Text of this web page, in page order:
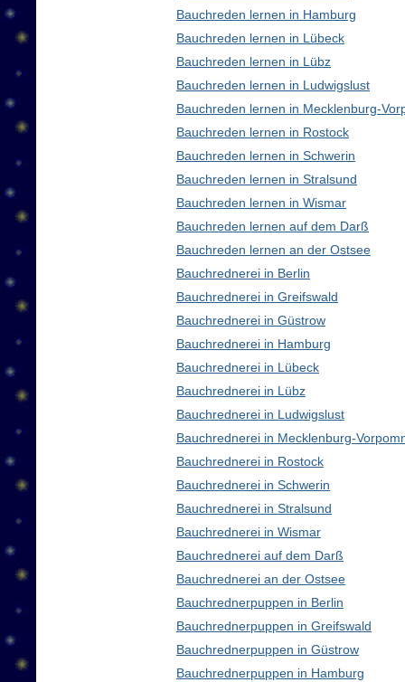
Bauchreden lernen in Hamburg
Bauchreden lernen in Lübeck
Bauchreden lernen in Lübz
Bauchreden lernen in Ludwigslust
Bauchreden lernen in Mecklenburg-
Bauchreden lernen in Rostock
Bauchreden lernen in Schwerin
Bauchreden lernen in Stralsund
Bauchreden lernen in Wismar
Bauchreden lernen auf dem Darß
Bauchreden lernen an der Ostsee
Bauchrednerei in Berlin
Bauchrednerei in Greifswald
Bauchrednerei in Güstrow
Bauchrednerei in Hamburg
Bauchrednerei in Lübeck
Bauchrednerei in Lübz
Bauchrednerei in Ludwigslust
Bauchrednerei in Mecklenburg-
Bauchrednerei in Rostock
Bauchrednerei in Schwerin
Bauchrednerei in Stralsund
Bauchrednerei in Wismar
Bauchrednerei auf dem Darß
Bauchrednerei an der Ostsee
Bauchrednerpuppen in Berlin
Bauchrednerpuppen in Greifswald
Bauchrednerpuppen in Güstrow
Bauchrednerpuppen in Hamburg